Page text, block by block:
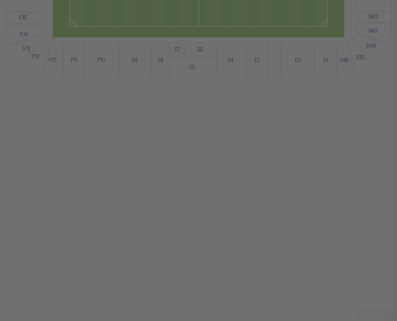
S13
S14
S15 N42
N43
N44
E1
E2
E3
E4
E5
E6
E7
E8
E9 E45
E46
F10
F11
F12
F13